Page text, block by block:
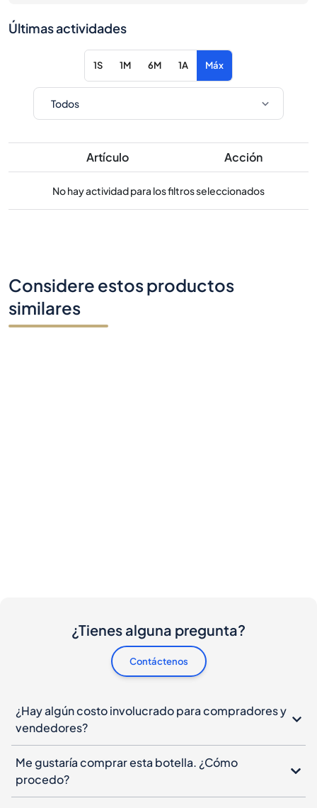
Últimas actividades
1S 1M 6M 1A Máx
Artículo Acción
No hay actividad para los filtros seleccionados
Considere estos productos
similares
¿Tienes alguna pregunta?
Contáctenos
¿Hay algún costo involucrado para compradores y
vendedores?
Me gustaría comprar esta botella. ¿Cómo
procedo?